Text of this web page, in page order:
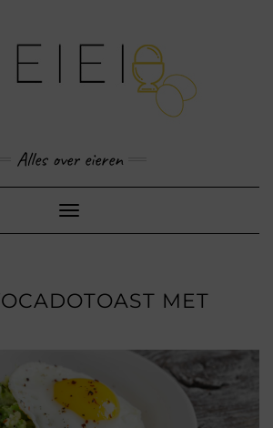
Alles over eieren
Toggle
Navigation
MET